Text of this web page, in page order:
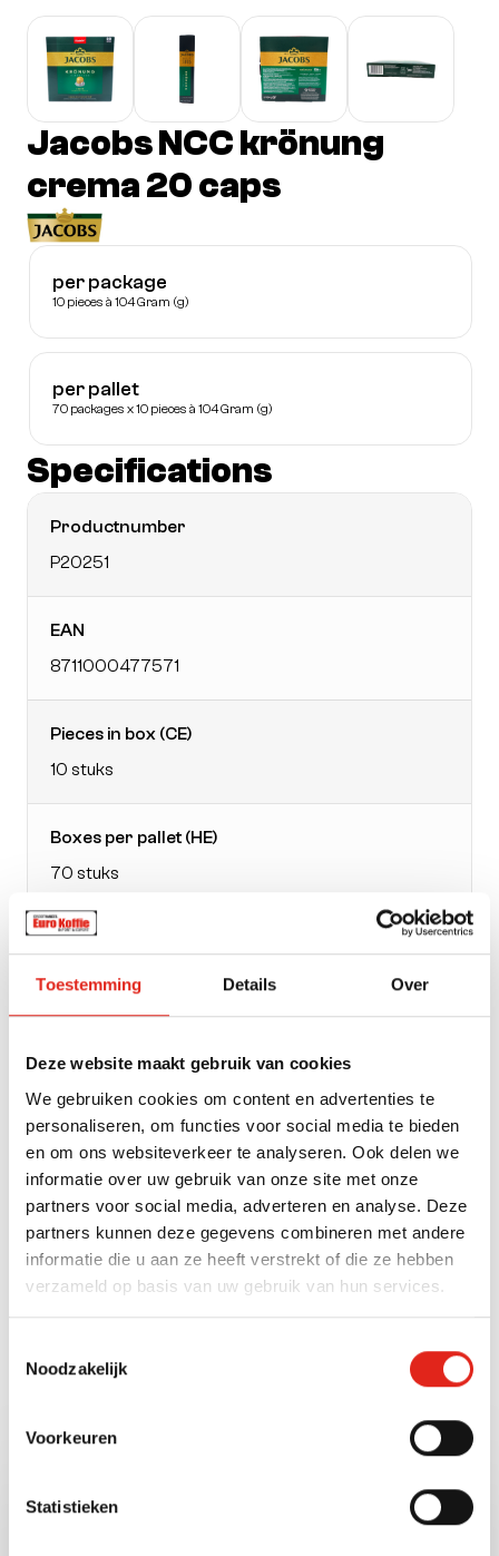
Toestemming Details Over
Deze website maakt gebruik van cookies
We gebruiken cookies om content en advertenties te
personaliseren, om functies voor social media te bieden
en om ons websiteverkeer te analyseren. Ook delen we
informatie over uw gebruik van onze site met onze
partners voor social media, adverteren en analyse. Deze
partners kunnen deze gegevens combineren met andere
informatie die u aan ze heeft verstrekt of die ze hebben
verzameld op basis van uw gebruik van hun services.
Noodzakelijk
Voorkeuren
Statistieken
Jacobs NCC krönung
crema 20 caps
per package
10 pieces à 104 Gram (g)
per pallet
70 packages x 10 pieces à 104 Gram (g)
Specifications
Productnumber
P20251
EAN
8711000477571
Pieces in box (CE)
10 stuks
Boxes per pallet (HE)
70 stuks
EAN doos
21202513
Weight
104
Weight unit
Gram (g)
other products
Artnr: P20342